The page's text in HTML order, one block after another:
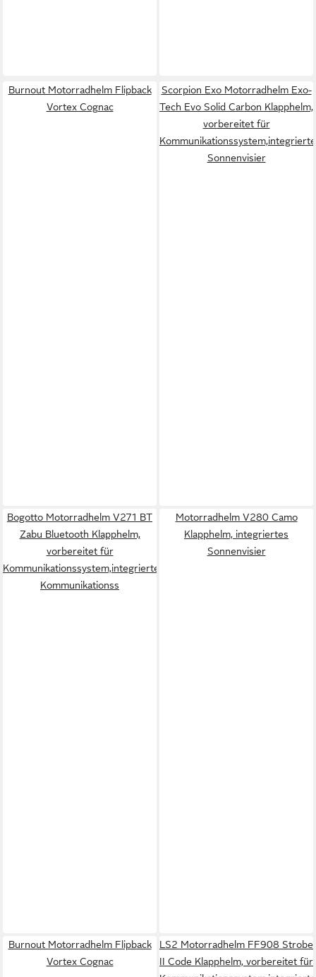
Burnout Motorradhelm Flipback
Vortex Cognac
Scorpion Exo Motorradhelm Exo-
Tech Evo Solid Carbon Klapphelm,
vorbereitet für
Sonnenvisier
Bogotto Motorradhelm V271 BT
Zabu Bluetooth Klapphelm,
vorbereitet für
Kommunikationssystem,integriertes
Kommunikationss
Motorradhelm V280 Camo
Klapphelm, integriertes
Sonnenvisier
Burnout Motorradhelm Flipback
Vortex Cognac
LS2 Motorradhelm FF908 Strobe
II Code Klapphelm, vorbereitet für